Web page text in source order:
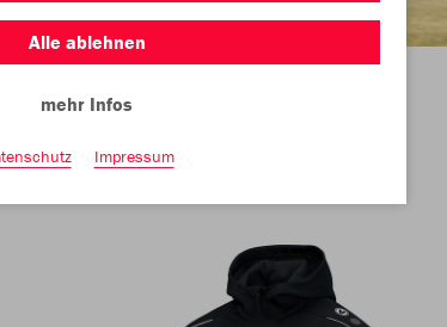
Alle ablehnen
mehr Infos
Impressum